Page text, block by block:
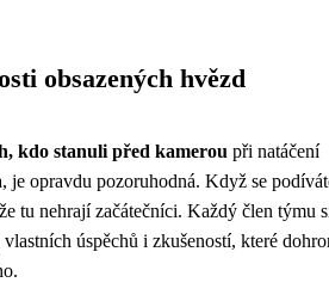
obsazených hvězd
kdo stanuli před kamerou při natáčení
je opravdu pozoruhodná. Když se
tu nehrají začátečníci. Každý člen týmu
úspěchů i zkušeností, které